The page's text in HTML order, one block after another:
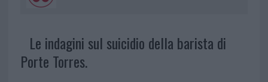
Le indagini sul suicidio della barista di
Porte Torres.